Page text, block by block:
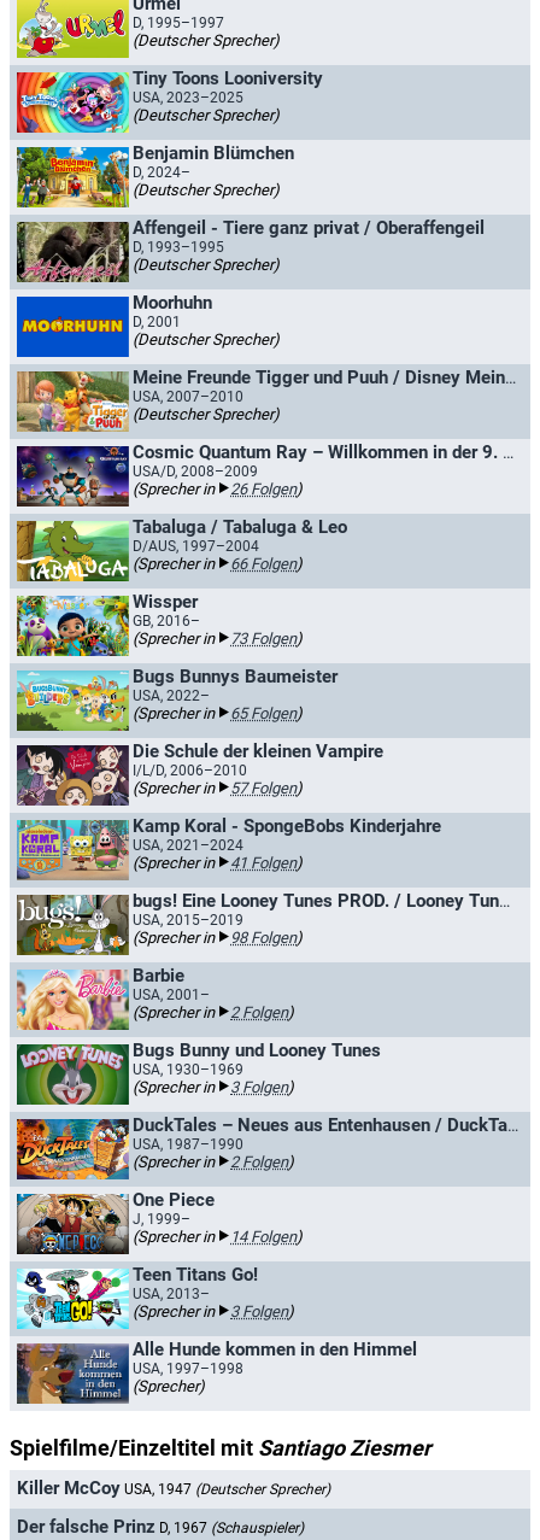
D, 1995–1997
(Deutscher Sprecher)
Tiny Toons Looniversity
USA, 2023–2025
(Deutscher Sprecher)
Benjamin Blümchen
D, 2024–
(Deutscher Sprecher)
Affengeil - Tiere ganz privat / Oberaffengeil
D, 1993–1995
(Deutscher Sprecher)
Moorhuhn
D, 2001
(Deutscher Sprecher)
Meine Freunde Tigger und Puuh / Disney Meine Freunde Tigger und Puuh
USA, 2007–2010
(Deutscher Sprecher)
Cosmic Quantum Ray – Willkommen in der 9. Dimension
USA/D, 2008–2009
(Sprecher in 26 Folgen)
Tabaluga / Tabaluga & Leo
D/AUS, 1997–2004
(Sprecher in 66 Folgen)
Wissper
GB, 2016–
(Sprecher in 73 Folgen)
Bugs Bunnys Baumeister
USA, 2022–
(Sprecher in 65 Folgen)
Die Schule der kleinen Vampire
I/L/D, 2006–2010
(Sprecher in 57 Folgen)
Kamp Koral - SpongeBobs Kinderjahre
USA, 2021–2024
(Sprecher in 41 Folgen)
bugs! Eine Looney Tunes PROD. / Looney Tunes - Bugs!
USA, 2015–2019
(Sprecher in 98 Folgen)
Barbie
USA, 2001–
(Sprecher in 2 Folgen)
Bugs Bunny und Looney Tunes
USA, 1930–1969
(Sprecher in 3 Folgen)
DuckTales – Neues aus Entenhausen / DuckTales - Geschichten aus Entenhausen
USA, 1987–1990
(Sprecher in 2 Folgen)
One Piece
J, 1999–
(Sprecher in 14 Folgen)
Teen Titans Go!
USA, 2013–
(Sprecher in 3 Folgen)
Alle Hunde kommen in den Himmel
USA, 1997–1998
(Sprecher)
Spielfilme/Einzeltitel mit Santiago Ziesmer
Killer McCoy USA, 1947 (Deutscher Sprecher)
Der falsche Prinz D, 1967 (Schauspieler)